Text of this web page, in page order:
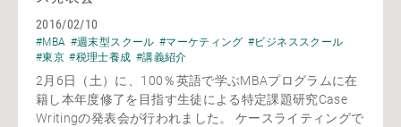
2016/02/10
#MBA #週末型スクール #マーケティング #ビジネススクール
#東京 #税理士養成 #講義紹介
2月6日（土）に、100％英語で学ぶMBAプログラムに在
籍し本年度修了を目指す生徒による特定課題研究Case
Writingの発表会が行われました。 ケースライティングで